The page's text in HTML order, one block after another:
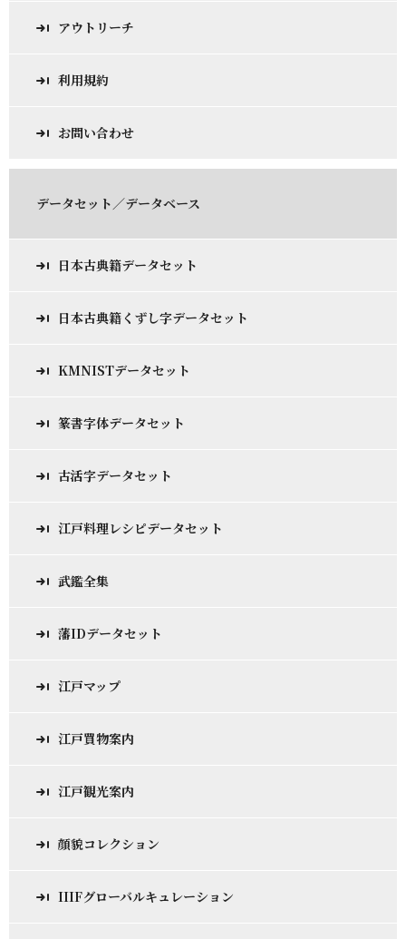
アウトリーチ
利用規約
お問い合わせ
データセット／データベース
日本古典籍データセット
日本古典籍くずし字データセット
KMNISTデータセット
篆書字体データセット
古活字データセット
江戸料理レシピデータセット
武鑑全集
藩IDデータセット
江戸マップ
江戸買物案内
江戸観光案内
顔貌コレクション
IIIFグローバルキュレーション